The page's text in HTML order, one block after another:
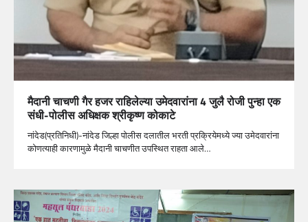
मैदानी चाचणी गैर हजर राहिलेल्या उमेदवारांना 4 जुलै रोजी पुन्हा एक
संधी-पोलीस अधिक्षक श्रीकृष्ण कोकाटे
नांदेड(प्रतिनिधी)-नांदेड जिल्हा पोलीस दलातील भरती प्रक्रियेमध्ये ज्या उमेदवारांना
कोणत्याही कारणामुळे मैदानी चाचणीत उपस्थित राहता आले…